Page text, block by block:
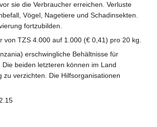
sie die Verbraucher erreichen. Verluste
Vögel, Nagetiere und Schadinsekten.
fortzubilden.
von TZS 4.000 auf 1.000 (€ 0,41) pro 20 kg.
erschwingliche Behältnisse für
beiden letzteren können im Land
verzichten. Die Hilfsorganisationen